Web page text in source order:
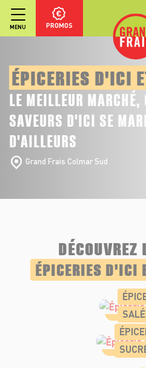
MENU PROMOS
ÉPICERIES D'ICI
LE MEILLEUR MARCHÉ,
SAVEURS D'ICI SE
D'AILLEURS
Grand Frais Colmar Sud
ÉPICERIES D'ICI